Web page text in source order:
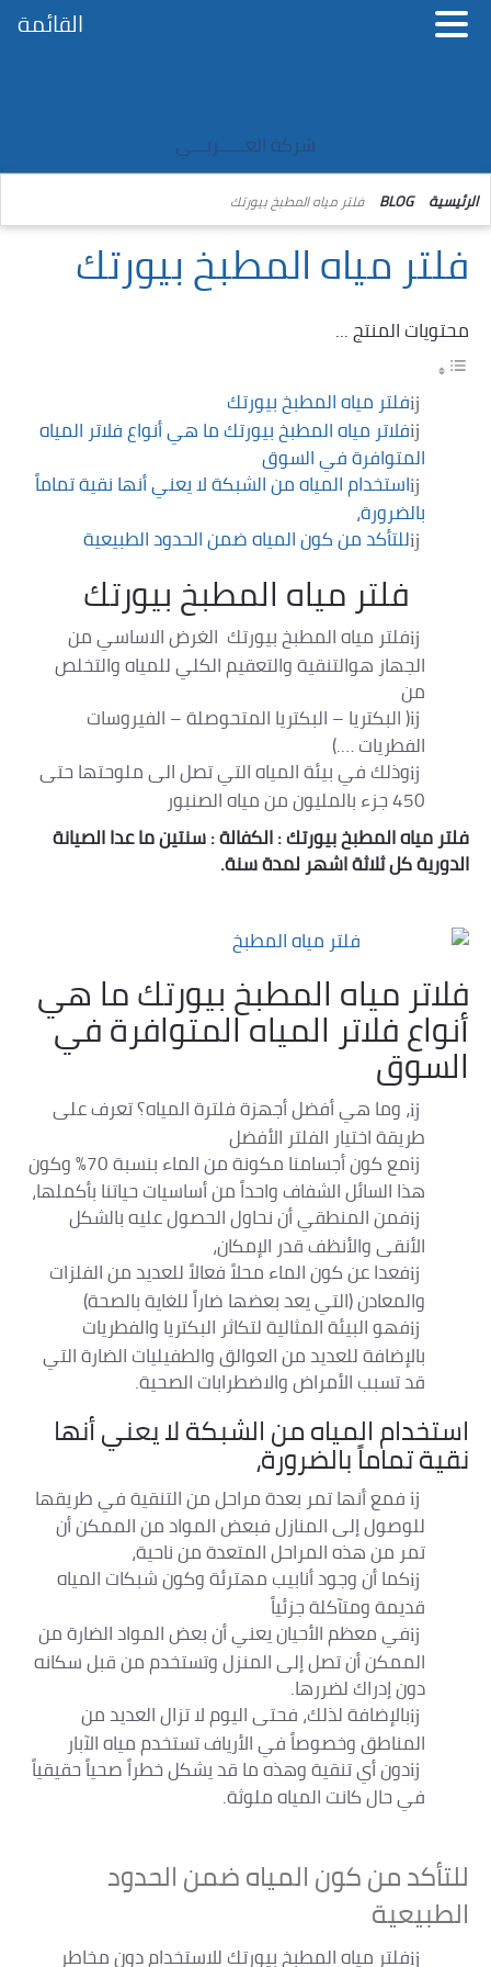
شركة العــــــربـــي
الرئيسية BLOG فلتر مياه المطبخ بيورتك
فلتر مياه المطبخ بيورتك
محتويات المنتج ...
فلتر مياه المطبخ بيورتك
فلاتر مياه المطبخ بيورتك ما هي أنواع فلاتر المياه
المتوافرة في السوق
استخدام المياه من الشبكة لا يعني أنها نقية تماماً
بالضرورة،
للتأكد من كون المياه ضمن الحدود الطبيعية
فلتر مياه المطبخ بيورتك
فلتر مياه المطبخ بيورتك الغرض الاساسي من
الجهاز هوالتنقية والتعقيم الكلي للمياه والتخلص
من
( البكتريا – البكتريا المتحوصلة – الفيروسات
الفطريات ….)
وذلك في بيئة المياه التي تصل الى ملوحتها حتى
450 جزء بالمليون من مياه الصنبور
فلتر مياه المطبخ بيورتك : الكفالة : سنتين ما عدا الصيانة
الدورية كل ثلاثة اشهر لمدة سنة.
فلاتر مياه المطبخ بيورتك ما هي
أنواع فلاتر المياه المتوافرة في
السوق
، وما هي أفضل أجهزة فلترة المياه؟ تعرف على
طريقة اختيار الفلتر الأفضل
مع كون أجسامنا مكونة من الماء بنسبة 70% وكون
هذا السائل الشفاف واحداً من أساسيات حياتنا بأكملها،
فمن المنطقي أن نحاول الحصول عليه بالشكل
الأنقى والأنظف قدر الإمكان،
فعدا عن كون الماء محلاً فعالاً للعديد من الفلزات
والمعادن (التي يعد بعضها ضاراً للغاية بالصحة)
فهو البيئة المثالية لتكاثر البكتريا والفطريات
بالإضافة للعديد من العوالق والطفيليات الضارة التي
قد تسبب الأمراض والاضطرابات الصحية.
استخدام المياه من الشبكة لا يعني أنها
نقية تماماً بالضرورة،
فمع أنها تمر بعدة مراحل من التنقية في طريقها
للوصول إلى المنازل فبعض المواد من الممكن أن
تمر من هذه المراحل المتعدة من ناحية،
كما أن وجود أنابيب مهترئة وكون شبكات المياه
قديمة ومتآكلة جزئياً
في معظم الأحيان يعني أن بعض المواد الضارة من
الممكن أن تصل إلى المنزل وتستخدم من قبل سكانه
دون إدراك لضررها.
بالإضافة لذلك، فحتى اليوم لا تزال العديد من
المناطق وخصوصاً في الأرياف تستخدم مياه الآبار
دون أي تنقية وهذه ما قد يشكل خطراً صحياً حقيقياً
في حال كانت المياه ملوثة.
للتأكد من كون المياه ضمن الحدود
الطبيعية
فلتر مياه المطبخ بيورتك للاستخدام دون مخاطر
القائمة